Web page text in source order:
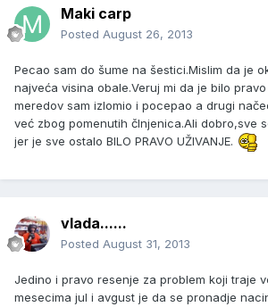
Maki carp
Posted August 26, 2013
Pecao sam do šume na šestici.Mislim da je
najveća visina obale.Veruj mi da je bilo
meredov sam izlomio i pocepao a drugi
već zbog pomenutih čInjenica.Ali dobro,sve
jer je sve ostalo BILO PRAVO UŽIVANJE.
vlada......
Posted August 31, 2013
Jedino i pravo resenje za problem koji traje
mesecima jul i avgust je da se pronadje